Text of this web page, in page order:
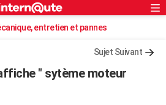
Rechercher
S'inscrire
Connexionentretien et pannes
Sujet Suivant
" sytème moteur